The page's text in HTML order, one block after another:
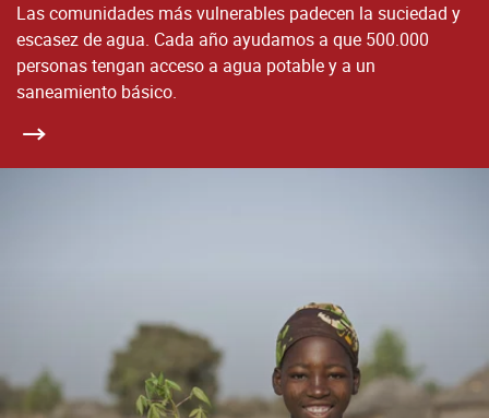
Las comunidades más vulnerables padecen la suciedad y
escasez de agua. Cada año ayudamos a que 500.000
personas tengan acceso a agua potable y a un
saneamiento básico.